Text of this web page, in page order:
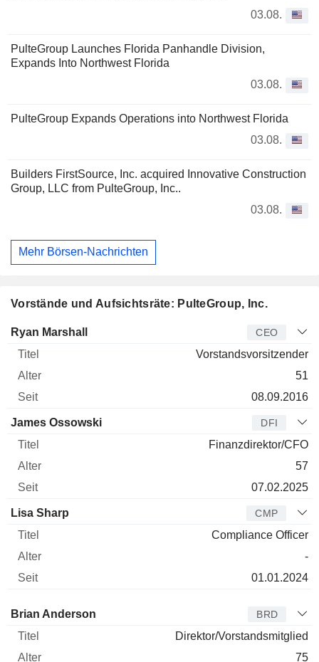
03.08.
PulteGroup Launches Florida Panhandle Division,
Expands Into Northwest Florida
03.08.
PulteGroup Expands Operations into Northwest Florida
03.08.
Builders FirstSource, Inc. acquired Innovative Construction
Group, LLC from PulteGroup, Inc..
03.08.
Mehr Börsen-Nachrichten
Vorstände und Aufsichtsräte: PulteGroup, Inc.
Manager Titel
Ryan Marshall CEO
Vorstandsvorsitzender
51
08.09.2016
James Ossowski DFI
Finanzdirektor/CFO
57
07.02.2025
Lisa Sharp CMP
Compliance Officer
-
01.01.2024
Verwaltungsratsmitglied
Brian Anderson BRD
Direktor/Vorstandsmitglied
75